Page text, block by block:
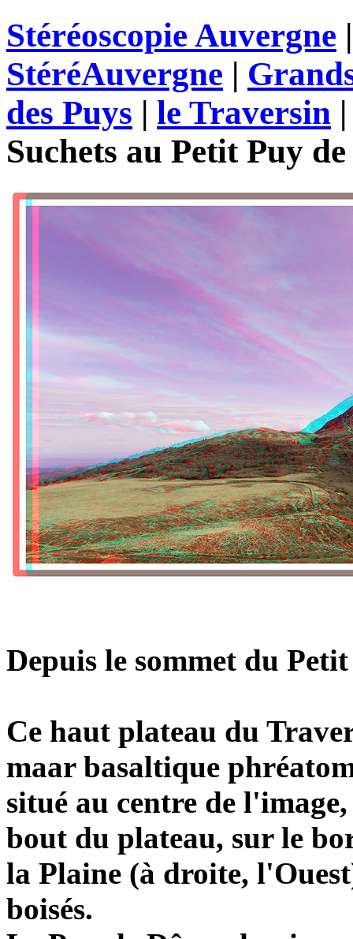
Stéréoscopie Auvergne
StéréAuvergne |
des Puys | le Traversin
Suchets au Petit Puy
Depuis le sommet du
Ce haut plateau du
maar basaltique
situé au centre de
bout du plateau, sur le
la Plaine (à droite,
boisés.